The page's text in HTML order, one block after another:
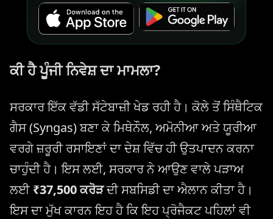
ਕੀ ਹੈ ਪੂੰਜੀ ਨਿਵੇਸ਼ ਦਾ ਮਾਮਲਾ?
ਸਰਕਾਰ ਇੱਕ ਵੱਡੀ ਸੱਟੇਬਾਜ਼ੀ ਖੇਡ ਰਹੀ ਹੈ। ਕੋਲੇ ਤੋਂ ਸਿੰਥੈਟਿਕ
ਗੈਸ (Syngas) ਬਣਾ ਕੇ ਮਿਥੇਨੌਲ, ਅਮੋਨੀਆ ਅਤੇ ਯੂਰੀਆ
ਵਰਗੇ ਜ਼ਰੂਰੀ ਰਸਾਇਣਾਂ ਦਾ ਦੇਸ਼ ਵਿੱਚ ਹੀ ਉਤਪਾਦਨ ਕਰਨਾ
ਚਾਹੁੰਦੀ ਹੈ। ਇਸ ਲਈ, ਸਰਕਾਰ ਨੇ ਆਉਣ ਵਾਲੇ ਪੜਾਅ
ਲਈ ₹37,500 ਕਰੋੜਦੀ ਸਬਸਿਡੀ ਦਾ ਐਲਾਨ ਕੀਤਾ ਹੈ।
ਇਸ ਦਾ ਮੁੱਖ ਕਾਰਨ ਇਹ ਹੈ ਕਿ ਇਹ ਪ੍ਰੋਜੈਕਟ ਪਹਿਲਾਂ ਵੀ